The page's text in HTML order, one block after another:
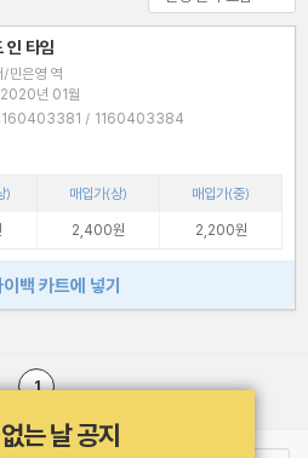
인 타임
/민은영 역
2020년 01월
ISBN : 9791160403381 / 1160403384
) 매입가(상)
매입가(중)
2,400원 2,200원
이백 카트에 넣기
1
는 날 공지